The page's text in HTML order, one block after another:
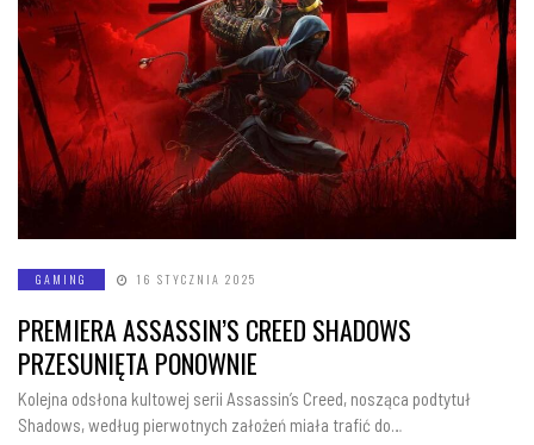
GAMING 16 STYCZNIA 2025
PREMIERA ASSASSIN’S CREED SHADOWS
PRZESUNIĘTA PONOWNIE
Kolejna odsłona kultowej serii Assassin’s Creed, nosząca podtytuł
Shadows, według pierwotnych założeń miała trafić do…